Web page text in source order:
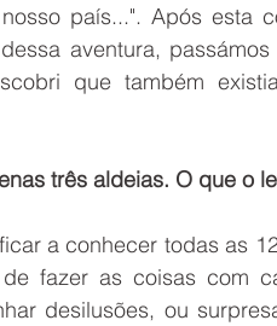
país...". Após esta
aventura,
que também
três aldeias. O que o
a conhecer todas as
fazer as coisas com
desilusões, ou